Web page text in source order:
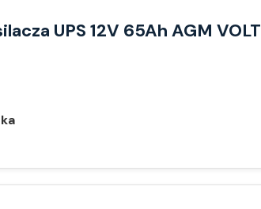
UPS 12V 65Ah AGM VOLT